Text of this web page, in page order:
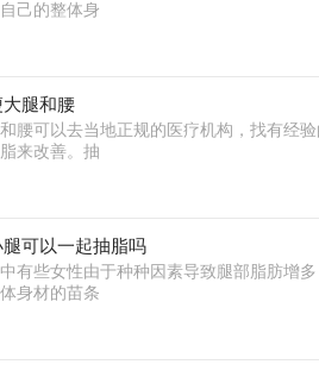
己的整体身
腿和腰
腰可以去当地正规的医疗机构，找有经验
来改善。抽
腿可以一起抽脂吗
有些女性由于种种因素导致腿部脂肪增
身材的苗条